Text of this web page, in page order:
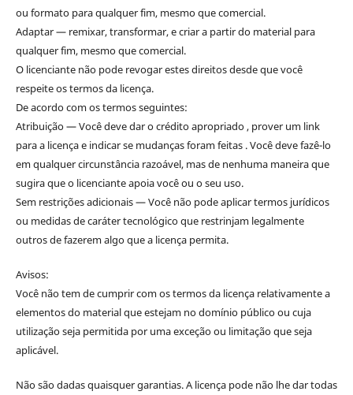
ou formato para qualquer fim, mesmo que comercial.
Adaptar — remixar, transformar, e criar a partir do material para
qualquer fim, mesmo que comercial.
O licenciante não pode revogar estes direitos desde que você
respeite os termos da licença.
De acordo com os termos seguintes:
Atribuição — Você deve dar o crédito apropriado , prover um link
para a licença e indicar se mudanças foram feitas . Você deve fazê-lo
em qualquer circunstância razoável, mas de nenhuma maneira que
sugira que o licenciante apoia você ou o seu uso.
Sem restrições adicionais — Você não pode aplicar termos jurídicos
ou medidas de caráter tecnológico que restrinjam legalmente
outros de fazerem algo que a licença permita.
Avisos:
Você não tem de cumprir com os termos da licença relativamente a
elementos do material que estejam no domínio público ou cuja
utilização seja permitida por uma exceção ou limitação que seja
aplicável.
Não são dadas quaisquer garantias. A licença pode não lhe dar todas